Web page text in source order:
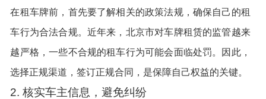
在租车牌前，首先要了解相关的政策法规，确保自己的租
车行为合法合规。近年来，北京市对车牌租赁的监管越来
越严格，一些不合规的租车行为可能会面临处罚。因此，
选择正规渠道，签订正规合同，是保障自己权益的关键。
2. 核实车主信息，避免纠纷